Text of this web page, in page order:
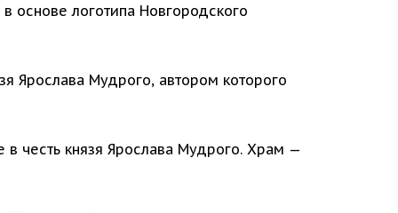
основе логотипа Новгородского
Ярослава Мудрого, автором которого
честь князя Ярослава Мудрого. Храм —